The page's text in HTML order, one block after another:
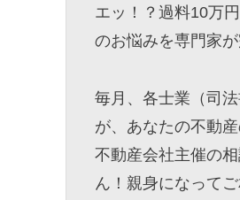
エッ！？過料10万
のお悩みを専門家
毎月、各士業（司
が、あなたの不動
不動産会社主催の
ん！親身になって